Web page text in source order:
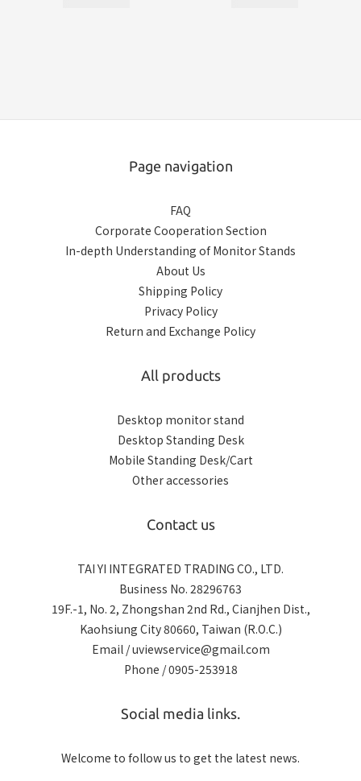
Page navigation
FAQ
Corporate Cooperation Section
In-depth Understanding of Monitor Stands
About Us
Shipping Policy
Privacy Policy
Return and Exchange Policy
All products
Desktop monitor stand
Desktop Standing Desk
Mobile Standing Desk/Cart
Other accessories
Contact us
TAI YI INTEGRATED TRADING CO., LTD.
Business No. 28296763
19F.-1, No. 2, Zhongshan 2nd Rd., Cianjhen Dist.,
Kaohsiung City 80660, Taiwan (R.O.C.)
Email / uviewservice@gmail.com
Phone / 0905-253918
Social media links.
Welcome to follow us to get the latest news.